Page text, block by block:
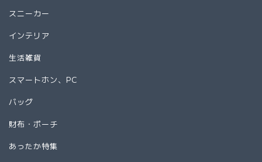
スニーカー
インテリア
生活雑貨
スマートホン、PC
バッグ
財布・ポーチ
あったか特集